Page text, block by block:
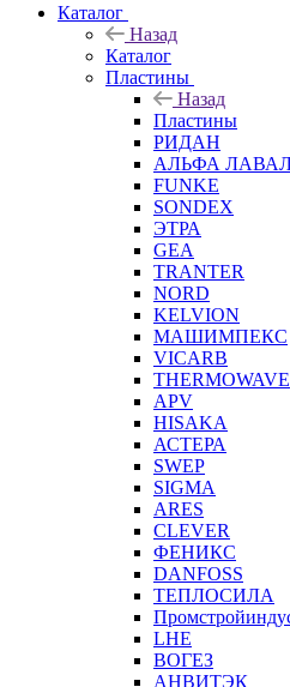
Каталог
Назад
Каталог
Пластины
Назад
Пластины
РИДАН
АЛЬФА
FUNKE
SONDEX
ЭТРА
GEA
TRANTER
NORD
KELVION
МАШИМПЕКС
VICARB
THERMOWAVE
APV
HISAKA
АСТЕРА
SWEP
SIGMA
ARES
CLEVER
ФЕНИКС
DANFOSS
ТЕПЛОСИЛА
LHE
ВОГЕЗ
АНВИТЭК